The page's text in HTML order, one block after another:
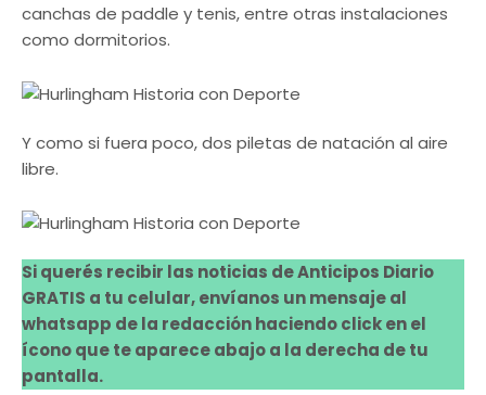
canchas de paddle y tenis, entre otras instalaciones
como dormitorios.
Y como si fuera poco, dos piletas de natación al aire
libre.
Si querés recibir las noticias de Anticipos Diario
GRATIS a tu celular, envíanos un mensaje al
whatsapp de la redacción haciendo click en el
ícono que te aparece abajo a la derecha de tu
pantalla.